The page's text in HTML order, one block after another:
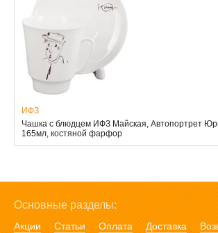
ИФЗ
Чашка с блюдцем ИФЗ Майская, Автопортрет
165мл, костяной фарфор
Основные разделы:
Акции Статьи Оплата Доставка